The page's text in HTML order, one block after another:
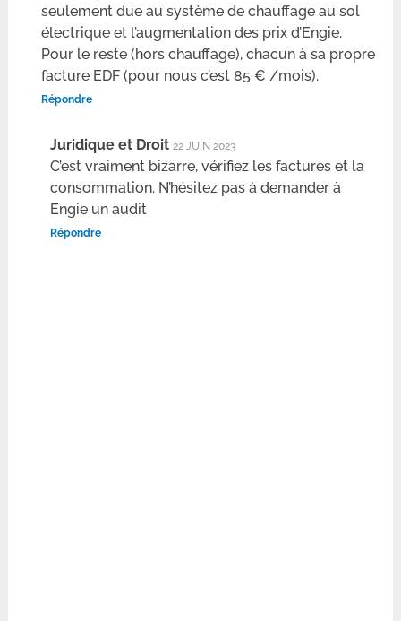
seulement due au système de chauffage au sol
électrique et l’augmentation des prix d’Engie.
Pour le reste (hors chauffage), chacun à sa propre
facture EDF (pour nous c’est 85 € /mois).
Répondre
Juridique et Droit 22 JUIN 2023
C’est vraiment bizarre, vérifiez les factures et la
consommation. N’hésitez pas à demander à
Engie un audit
Répondre